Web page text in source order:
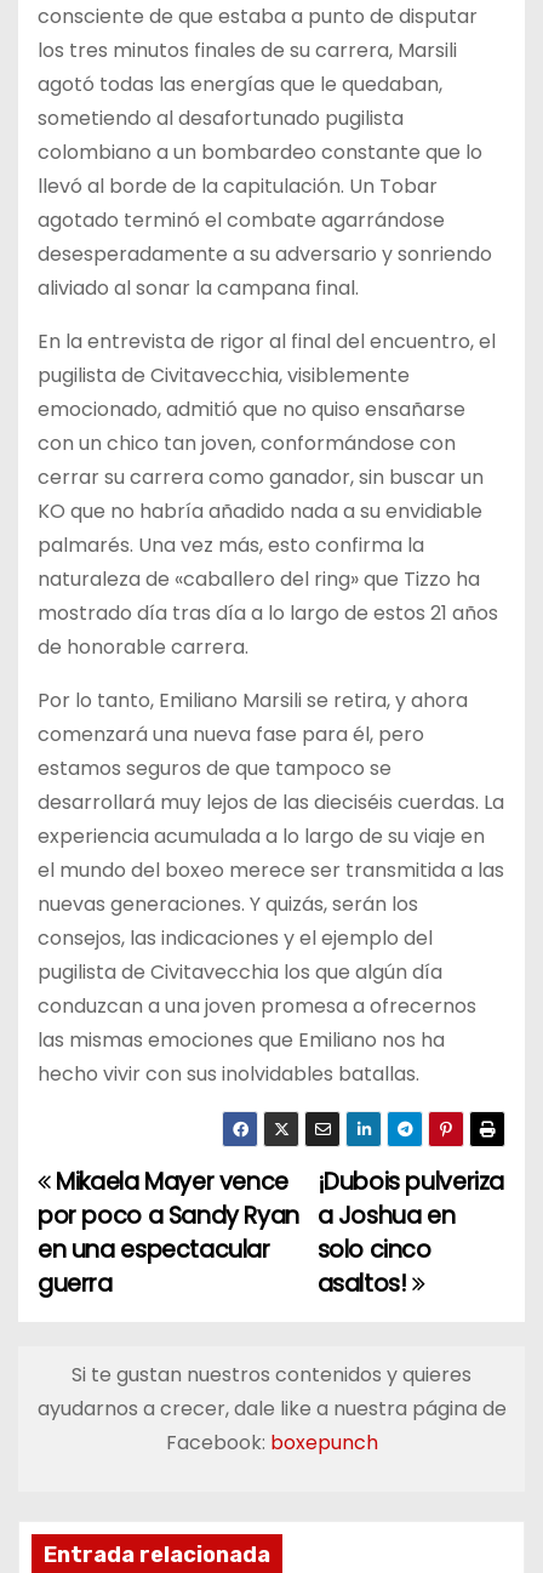
consciente de que estaba a punto de disputar
los tres minutos finales de su carrera, Marsili
agotó todas las energías que le quedaban,
sometiendo al desafortunado pugilista
colombiano a un bombardeo constante que lo
llevó al borde de la capitulación. Un Tobar
agotado terminó el combate agarrándose
desesperadamente a su adversario y sonriendo
aliviado al sonar la campana final.
En la entrevista de rigor al final del encuentro, el
pugilista de Civitavecchia, visiblemente
emocionado, admitió que no quiso ensañarse
con un chico tan joven, conformándose con
cerrar su carrera como ganador, sin buscar un
KO que no habría añadido nada a su envidiable
palmarés. Una vez más, esto confirma la
naturaleza de «caballero del ring» que Tizzo ha
mostrado día tras día a lo largo de estos 21 años
de honorable carrera.
Por lo tanto, Emiliano Marsili se retira, y ahora
comenzará una nueva fase para él, pero
estamos seguros de que tampoco se
desarrollará muy lejos de las dieciséis cuerdas. La
experiencia acumulada a lo largo de su viaje en
el mundo del boxeo merece ser transmitida a las
nuevas generaciones. Y quizás, serán los
consejos, las indicaciones y el ejemplo del
pugilista de Civitavecchia los que algún día
conduzcan a una joven promesa a ofrecernos
las mismas emociones que Emiliano nos ha
hecho vivir con sus inolvidables batallas.
N
a
v
g
i
¡Dubois pulveriza
a Joshua en
solo cinco
asaltos!
Mikaela Mayer vence
por poco a Sandy Ryan
en una espectacular
guerra
Si te gustan nuestros contenidos y quieres
ayudarnos a crecer, dale like a nuestra página de
Facebook: boxepunch
Entrada relacionada